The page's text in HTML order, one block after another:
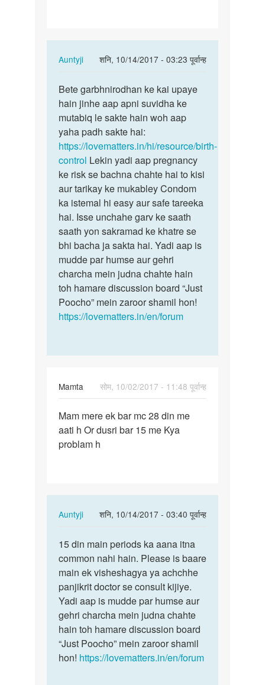
Auntyji
शनि, 10/14/2017 - 03:23 पूर्वान्ह
In
to
Hum
chahte
hain
ki
koi
aisia…
by
Pandey
Bete
garbhnirodhan
ke
kai…
Bete garbhnirodhan ke kai upaye
hain jinhe aap apni suvidha ke
mutabiq le sakte hain woh aap
yaha padh sakte hai:
https://lovematters.in/hi/resource/birth-
control Lekin yadi aap pregnancy
ke risk se bachna chahte hai to kisi
aur tarikay ke mukabley Condom
ka istemal hi easy aur safe tareeka
hai. Isse unchahe garv ke saath
saath yon sakramad ke khatre se
bhi bacha ja sakta hai. Yadi aap is
mudde par humse aur gehri
charcha mein judna chahte hain
toh hamare discussion board “Just
Poocho” mein zaroor shamil hon!
https://lovematters.in/en/forum
Mamta
सोम, 10/02/2017 - 11:48 पूर्वान्ह
Mam
mere
ek
me…
Mam mere ek bar mc 28 din me
aati h Or dusri bar 15 me Kya
problam h
Auntyji
शनि, 10/14/2017 - 03:40 पूर्वान्ह
In
to
Mam
mere
ek
bar
mc
28
din
me…
15
din
main
periods
ka
aana…
15 din main periods ka aana itna
common nahi hain. Please is baare
main ek visheshagya ya achchhe
panjikrit doctor se consult kijiye.
Yadi aap is mudde par humse aur
gehri charcha mein judna chahte
hain toh hamare discussion board
“Just Poocho” mein zaroor shamil
hon! https://lovematters.in/en/forum